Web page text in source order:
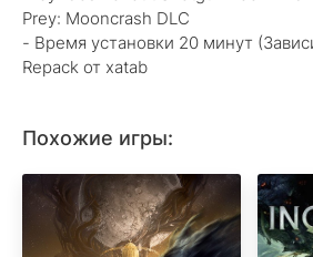
Prey: Mooncrash DLC
- Время установки 20 минут
Repack от xatab
Похожие игры: